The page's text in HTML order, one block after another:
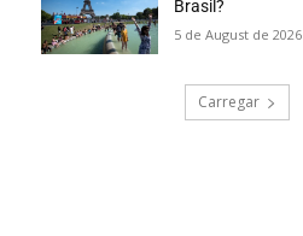
Brasil?
5 de August de 2026
Carregar